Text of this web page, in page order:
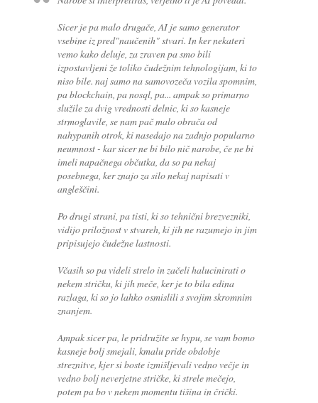
Sicer je pa malo drugače, AI je samo generator
vsebine iz pred"naučenih" stvari. In ker nekateri
vemo kako deluje, za zraven pa smo bili
izpostavljeni že toliko čudežnim tehnologijam, ki to
niso bile. naj samo na samovozeča vozila spomnim,
pa blockchain, pa nosql, pa... ampak so primarno
služile za dvig vrednosti delnic, ki so kasneje
strmoglavile, se nam pač malo obrača od
nahypanih otrok, ki nasedajo na zadnjo popularno
neumnost - kar sicer ne bi bilo nič narobe, če ne bi
imeli napačnega občutka, da so pa nekaj
posebnega, ker znajo za silo nekaj napisati v
angleščini.
Po drugi strani, pa tisti, ki so tehnični brezvezniki,
vidijo priložnost v stvareh, ki jih ne razumejo in jim
pripisujejo čudežne lastnosti.
Včasih so pa videli strelo in začeli halucinirati o
nekem stričku, ki jih meče, ker je to bila edina
razlaga, ki so jo lahko osmislili s svojim skromnim
znanjem.
Ampak sicer pa, le pridružite se hypu, se vam bomo
kasneje bolj smejali, kmalu pride obdobje
streznitve, kjer si boste izmišljevali vedno večje in
vedno bolj neverjetne stričke, ki strele mečejo,
potem pa bo v nekem momentu tišina in črički.